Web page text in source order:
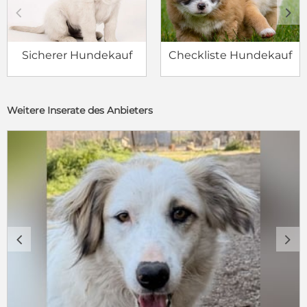
Sicherer Hundekauf Checkliste Hundekauf
c d
Weitere Inserate des Anbieters
c d